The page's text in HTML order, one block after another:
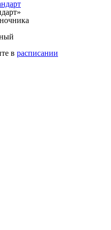
в расписании